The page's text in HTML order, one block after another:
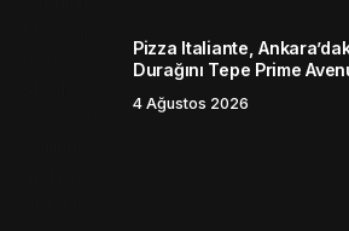
Pizza Italiante,
Durağını Tepe Prime
4 Ağustos 2026